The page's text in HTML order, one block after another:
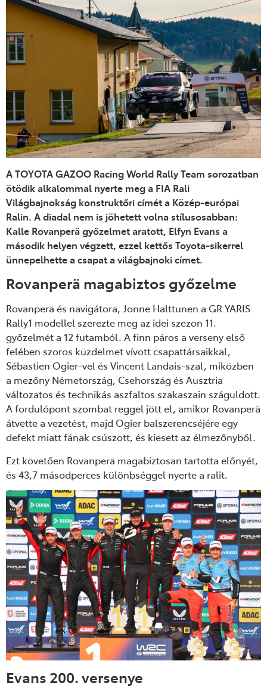
A TOYOTA GAZOO Racing World Rally Team sorozatban
ötödik alkalommal nyerte meg a FIA Rali
Világbajnokság konstruktőri címét a Közép-európai
Ralin. A diadal nem is jöhetett volna stílusosabban:
Kalle Rovanperä győzelmet aratott, Elfyn Evans a
második helyen végzett, ezzel kettős Toyota-sikerrel
ünnepelhette a csapat a világbajnoki címet.
Rovanperä magabiztos győzelme
Rovanperä és navigátora, Jonne Halttunen a GR YARIS
Rally1 modellel szerezte meg az idei szezon 11.
győzelmét a 12 futamból. A finn páros a verseny első
felében szoros küzdelmet vívott csapattársaikkal,
Sébastien Ogier-vel és Vincent Landais-szal, miközben
a mezőny Németország, Csehország és Ausztria
változatos és technikás aszfaltos szakaszain száguldott.
A fordulópont szombat reggel jött el, amikor Rovanperä
átvette a vezetést, majd Ogier balszerencséjéreegy
defekt miatt fának csúszott, és kiesett az élmezőnyből.
Ezt követően Rovanperä magabiztosan tartotta előnyét,
és 43,7 másodperces különbséggel nyerte a ralit.
Evans 200. versenye